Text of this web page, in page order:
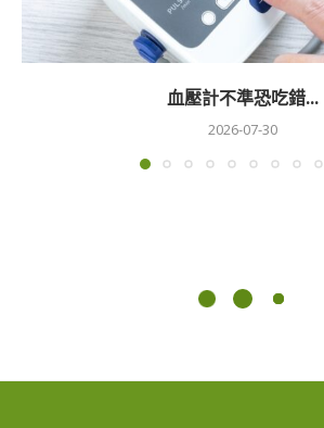
血壓計不準恐吃錯...
2026-07-30